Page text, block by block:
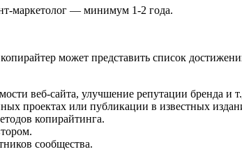
маркетолог — минимум 1-2 года.
может представить список
веб-сайта, улучшение репутации бренда и
проектах или публикации в известных
копирайтинга.
сообщества.